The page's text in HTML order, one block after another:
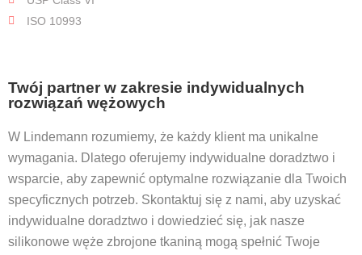
ISO 10993
Twój partner w zakresie indywidualnych
rozwiązań wężowych
W Lindemann rozumiemy, że każdy klient ma unikalne
wymagania. Dlatego oferujemy indywidualne doradztwo i
wsparcie, aby zapewnić optymalne rozwiązanie dla Twoich
specyficznych potrzeb. Skontaktuj się z nami, aby uzyskać
indywidualne doradztwo i dowiedzieć się, jak nasze
silikonowe węże zbrojone tkaniną mogą spełnić Twoje